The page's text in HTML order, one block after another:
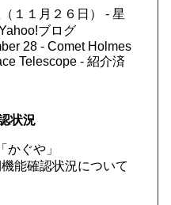
１１月２６日） - 星
ブログ
28 - Comet Holmes
Telescope - 紹介済
状況
ぐや」
能確認状況について